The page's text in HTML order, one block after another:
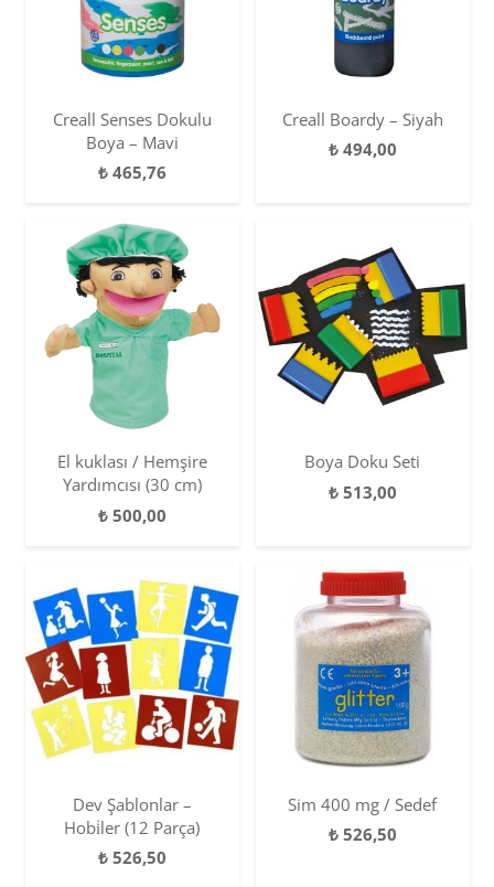
Creall Senses Dokulu
Boya – Mavi
₺465,76
Creall Boardy – Siyah
₺494,00
El kuklası / Hemşire
Yardımcısı (30 cm)
₺500,00
Boya Doku Seti
₺513,00
Dev Şablonlar –
Hobi̇ler (12 Parça)
₺526,50
Sim 400 mg / Sedef
₺526,50